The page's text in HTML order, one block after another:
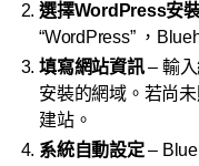
選擇WordPress安
“WordPress” ，
填寫網站資訊– 輸入
安裝的網域。若尚
建站。
系統自動設定–